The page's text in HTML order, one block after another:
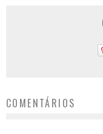
COMENTÁRIOS